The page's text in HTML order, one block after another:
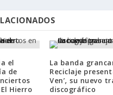
el
de
Hierro
La banda
Reciclaje
Ven’, su nuevo
discográfico